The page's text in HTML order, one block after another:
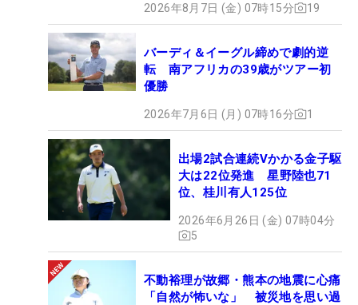
2026年8月7日 (金) 07時15分 19
バーディ＆イーグル締めで劇的逆
転 南アフリカの39歳がツアー初
優勝
2026年7月6日 (月) 07時16分 1
出場2試合連続Vかかる金子駆
大は22位発進 星野陸也71
位、桂川有人125位
2026年6月26日 (金) 07時04分
5
不動裕理が故郷・熊本の地震に心痛
「自然が怖いな」 被災地を思い過